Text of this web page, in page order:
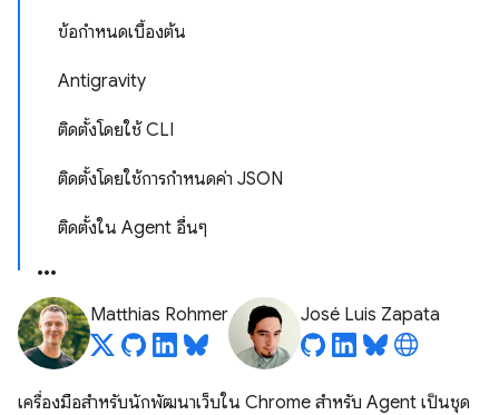
ข้อกำหนดเบื้องต้น
Antigravity
ติดตั้งโดยใช้ CLI
ติดตั้งโดยใช้การกำหนดค่า JSON
ติดตั้งใน Agent อื่นๆ
Matthias Rohmer José Luis Zapata
เครื่องมือสำหรับนักพัฒนาเว็บใน Chrome สำหรับ Agent เป็นชุด